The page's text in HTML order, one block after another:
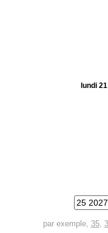
lundi
par exemple, 35,